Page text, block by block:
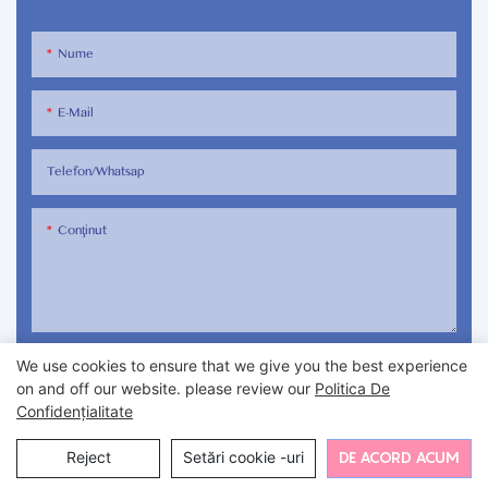
Nume
E-Mail
Telefon/whatsap
Conţinut
TRIMITEȚI ANCHETĂ ACUM
Copyright 2024 Bi WhiteConfidențialitate Hartă sată
We use cookies to ensure that we give you the best experience
on and off our website. please review our Politica De
Confidențialitate
Reject Setări cookie -uri DE ACORD ACUM